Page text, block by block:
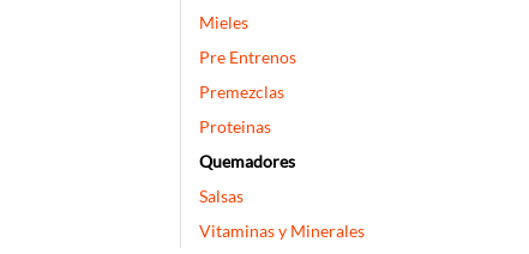
Mieles
Pre Entrenos
Premezclas
Proteinas
Quemadores
Salsas
Vitaminas y Minerales